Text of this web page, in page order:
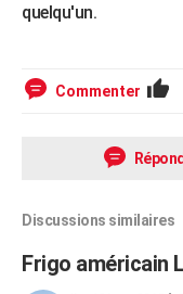
quelqu'un.
Commenter
Discussions similaires
Frigo américain